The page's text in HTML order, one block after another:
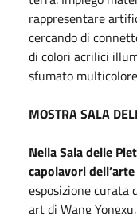
rappresentare
cercando di
di colori acrilici
sfumato
MOSTRA SALA
Nella Sala delle
capolavori
esposizione curata
art di Wang